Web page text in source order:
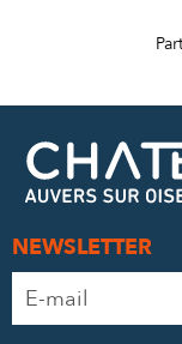
NEWSLETTER
Adresse
e-